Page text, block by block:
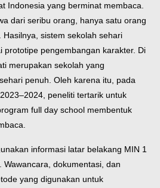
Indonesia yang berminat membaca.
dari seribu orang, hanya satu orang
sistem sekolah sehari
prototipe pengembangan karakter. Di
merupakan sekolah yang
penuh. Oleh karena itu, pada
peneliti tertarik untuk
full day school membentuk
informasi latar belakang MIN 1
Wawancara, dokumentasi, dan
yang digunakan untuk